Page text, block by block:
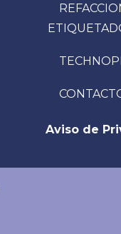
Aviso de